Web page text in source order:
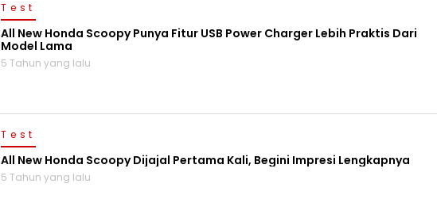
Test
All New Honda Scoopy Punya Fitur USB Power Charger Lebih Praktis Dari
Model Lama
5 Tahun yang lalu
Test
All New Honda Scoopy Dijajal Pertama Kali, Begini Impresi Lengkapnya
5 Tahun yang lalu